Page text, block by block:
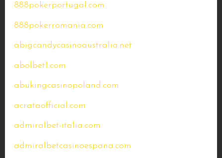
888pokerportugal.com
888pokerromania.com
abigcandycasinoaustralia.net
abolbet1.com
abukingcasinopoland.com
acrataofficial.com
admiralbet-italia.com
admiralbetcasinoespana.com